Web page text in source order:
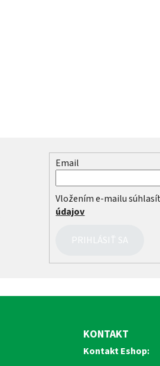
Email
Vložením e-mailu
údajov
PRIHLÁSIŤ SA
KONTAKT
Kontakt Eshop: